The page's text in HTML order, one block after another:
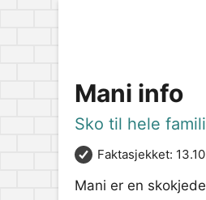
Mani info
Sko til hele
Faktasjekket:
Mani er en